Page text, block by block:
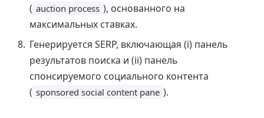
( auction process ), основанного на
максимальных ставках.
Генерируется SERP, включающая (i) панель
результатов поиска и (ii) панель
спонсируемого социального контента
( sponsored social content pane ).